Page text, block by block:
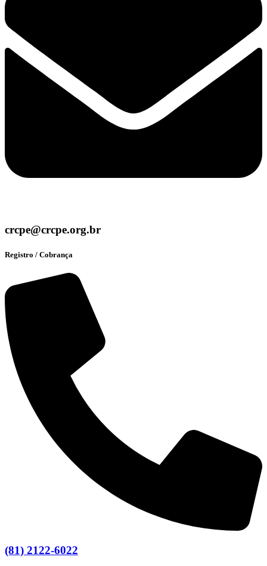
crcpe@crcpe.org.br
Registro / Cobrança
(81) 2122-6022